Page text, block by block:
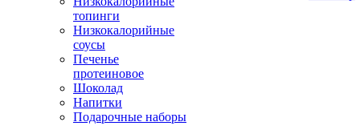
топинги
Низкокалорийные
соусы
Печенье
протеиновое
Шоколад
Напитки
Подарочные наборы